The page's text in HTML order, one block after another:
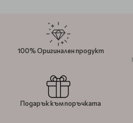
100% Оригинален продукт
Подарък към поръчката